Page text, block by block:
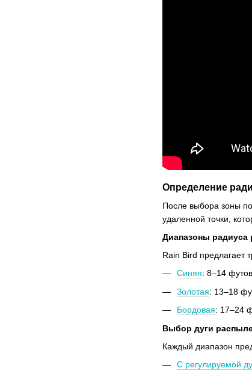
Определение
После выбора зоны
удаленной точки,
Диапазоны радиуса
Rain Bird предлагает
Синяя: 8–14 футов
Золотая: 13–18
Бордовая: 17–24
Выбор дуги
Каждый диапазон
С регулируемой